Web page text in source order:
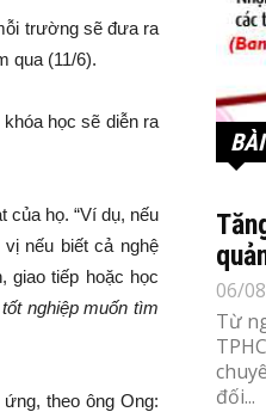
trường sẽ đưa ra
qua (11/6).
học sẽ diễn ra
của họ. “Ví dụ, nếu
nếu biết cả nghệ
giao tiếp hoặc học
nghiệp muốn tìm
theo ông Ong:
06/
Từ
đối...